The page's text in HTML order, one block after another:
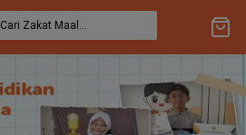
Cari Zakat Maal